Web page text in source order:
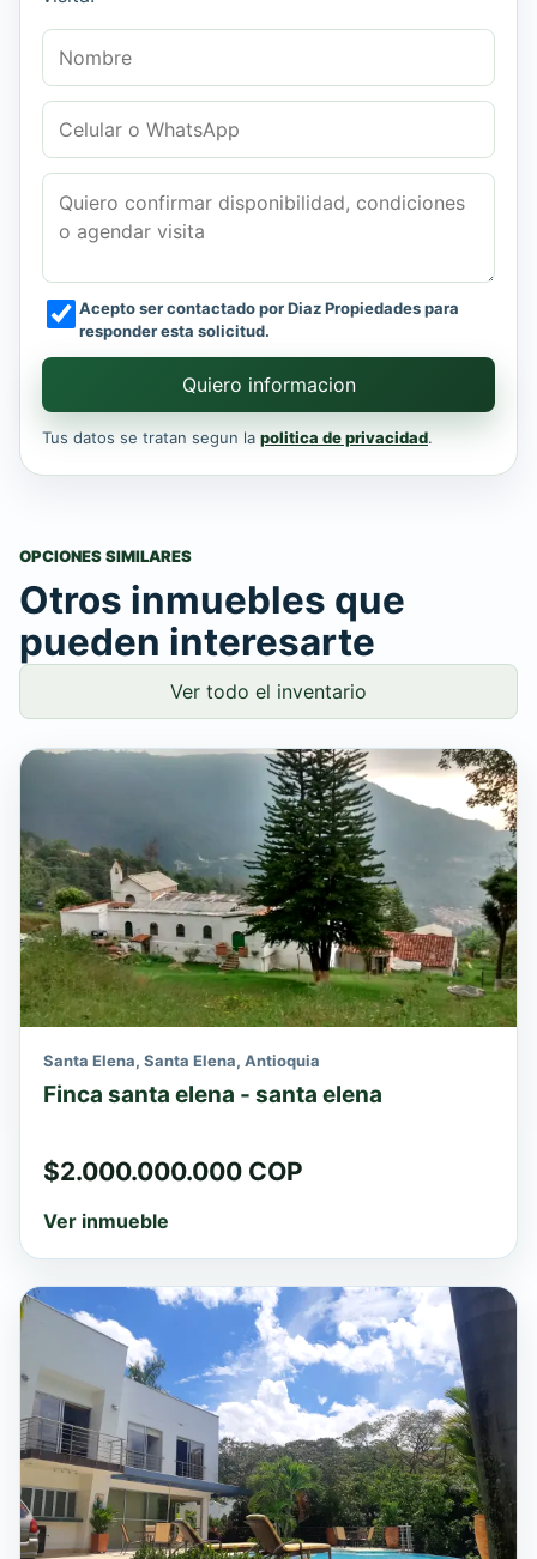
Nombre
Celular o WhatsApp
Mensaje
Acepto ser contactado por Diaz Propiedades para
responder esta solicitud.
Quiero informacion
Tus datos se tratan segun la politica de privacidad.
OPCIONES SIMILARES
Otros inmuebles que
pueden interesarte
Ver todo el inventario
Santa Elena, Santa Elena, Antioquia
Finca santa elena - santa elena
$2.000.000.000 COP
Ver inmueble